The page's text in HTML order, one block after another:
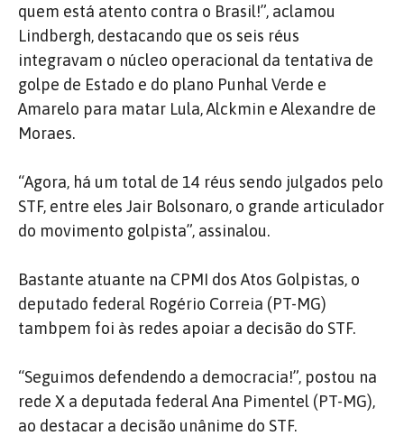
quem está atento contra o Brasil!”, aclamou
Lindbergh, destacando que os seis réus
integravam o núcleo operacional da tentativa de
golpe de Estado e do plano Punhal Verde e
Amarelo para matar Lula, Alckmin e Alexandre de
Moraes.
“Agora, há um total de 14 réus sendo julgados pelo
STF, entre eles Jair Bolsonaro, o grande articulador
do movimento golpista”, assinalou.
Bastante atuante na CPMI dos Atos Golpistas, o
deputado federal Rogério Correia (PT-MG)
tambpem foi às redes apoiar a decisão do STF.
“Seguimos defendendo a democracia!”, postou na
rede X a deputada federal Ana Pimentel (PT-MG),
ao destacar a decisão unânime do STF.